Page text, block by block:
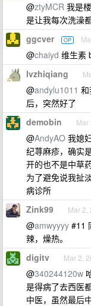
@ztyMCR 我是
是让我每次洗澡
ggcver OP
@chaiyd 维生素
lvzhiqiang
@andylu1011
后，突然好了
demobin Mar
@AndyAO 我媳
纪荨麻疹，确实
开的也不是中草
为了避免说我扯
病诊所
Zink99 Mar 2,
@amwyyyy #11
辣，燥热。
digitv Mar 2,
@340244120w
是得病了去西医
中医，虽然最后